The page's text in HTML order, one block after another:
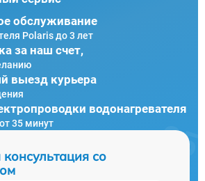
обслуживание
Polaris до 3 лет
за наш счет,
выезд курьера
водонагревателя
35 минут
со